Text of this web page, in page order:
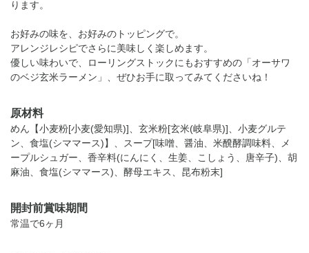
ります。
お好みの味を、お好みのトッピングで。
アレンジレシピでさらに美味しく楽しめます。
優しい味わいで、ローリングストックにもおすすめの「オーサワ
のベジ玄米ラーメン」、ぜひお手に取ってみてくださいね！
原材料
めん【小麦粉[小麦(愛知県)]、玄米粉[玄米(岐阜県)]、小麦グルテ
ン、食塩(シママース)】、スープ[味噌、醤油、米醗酵調味料、メ
ープルシュガー、香辛料(にんにく、生姜、こしょう、唐辛子)、胡
麻油、食塩(シママース)、酵母エキス、昆布粉末]
開封前賞味期間
常温で6ヶ月